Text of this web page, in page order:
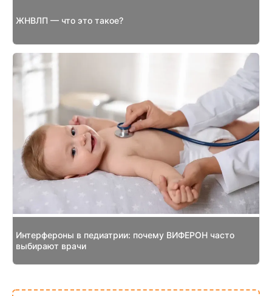
ЖНВЛП — что это такое?
Интерфероны в педиатрии: почему ВИФЕРОН часто
выбирают врачи